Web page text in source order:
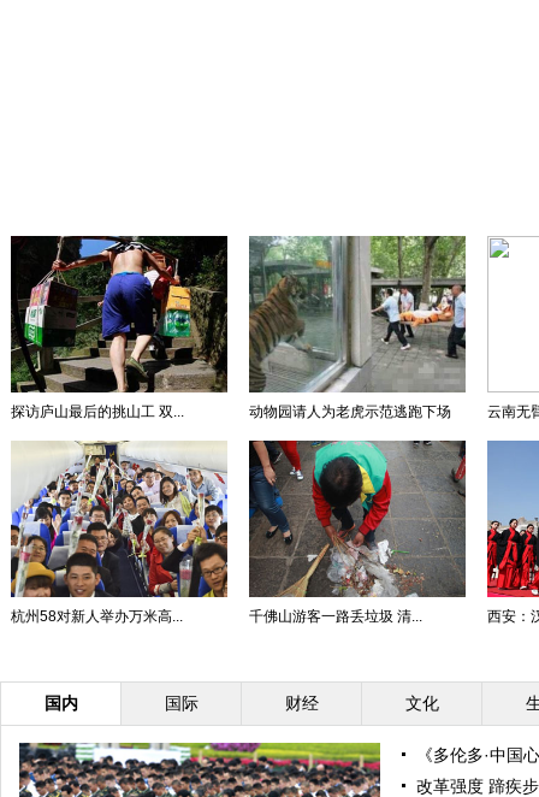
探访庐山最后的挑山工 双... 动物园请人为老虎示范逃跑下场 云南无
杭州58对新人举办万米高... 千佛山游客一路丢垃圾 清... 西安：
国内 国际 财经 文化
《多伦多·中国
改革强度 蹄疾